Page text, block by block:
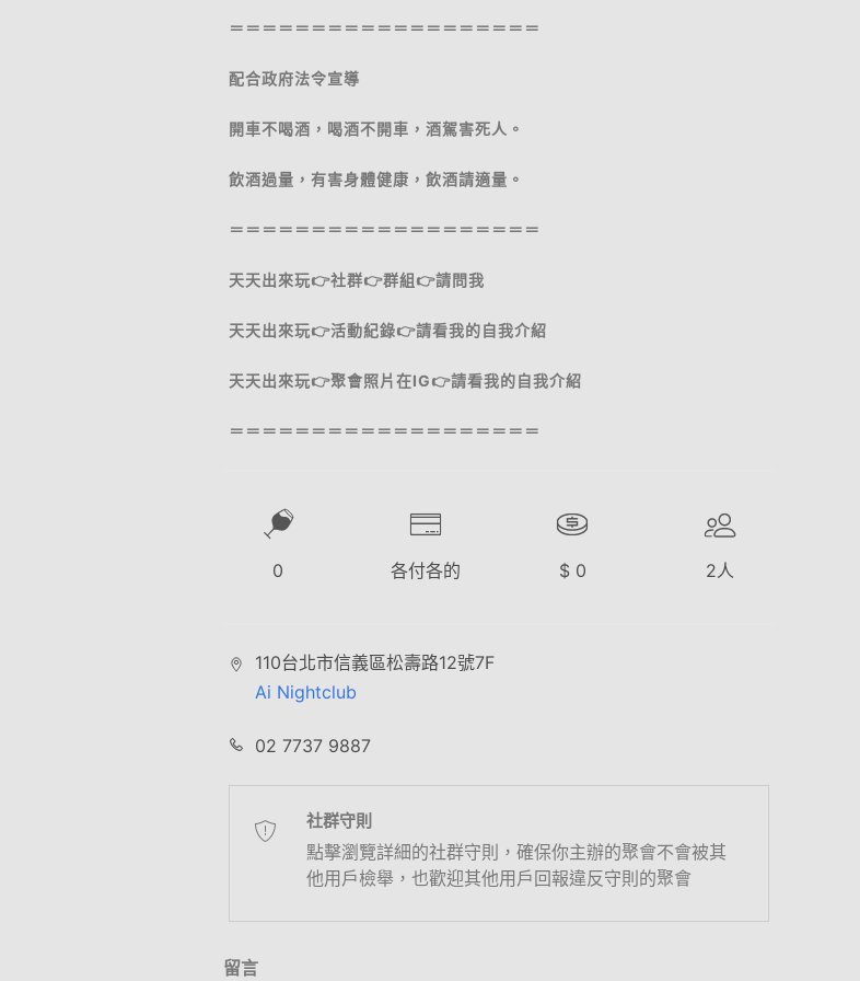
＝＝＝＝＝＝＝＝＝＝＝＝＝＝＝＝＝＝＝
配合政府法令宣導
開車不喝酒，喝酒不開車，酒駕害死人。
飲酒過量，有害身體健康，飲酒請適量。
＝＝＝＝＝＝＝＝＝＝＝＝＝＝＝＝＝＝＝
天天出來玩👉社群👉群組👉請問我
天天出來玩👉活動紀錄👉請看我的自我介紹
天天出來玩👉聚會照片在IG👉請看我的自我介紹
＝＝＝＝＝＝＝＝＝＝＝＝＝＝＝＝＝＝＝
0 各付各的 $ 0 2人
110台北市信義區松壽路12號7F
Ai Nightclub
02 7737 9887
社群守則
點擊瀏覽詳細的社群守則，確保你主辦的聚會不會被其
他用戶檢舉，也歡迎其他用戶回報違反守則的聚會
留言